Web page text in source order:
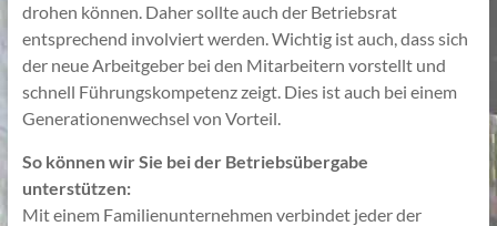
drohen können. Daher sollte auch der Betriebsrat
entsprechend involviert werden. Wichtig ist auch, dass sich
der neue Arbeitgeber bei den Mitarbeitern vorstellt und
schnell Führungskompetenz zeigt. Dies ist auch bei einem
Generationenwechsel von Vorteil.
So können wir Sie bei der Betriebsübergabe
unterstützen:
Mit einem Familienunternehmen verbindet jeder der